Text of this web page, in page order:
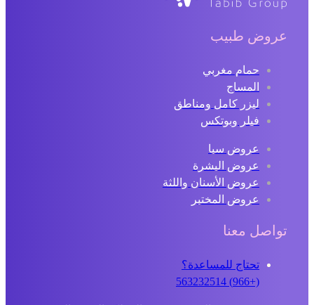
عروض طبيب
حمام مغربي
المساج
ليزر كامل ومناطق
فيلر وبوتكس
عروض سبا
عروض البشرة
عروض الأسنان واللثة
عروض المختبر
تواصل معنا
تحتاج للمساعدة؟